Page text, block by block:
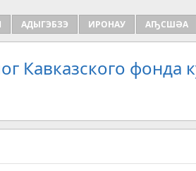
АДЫГЭБЗЭ ИРОНАУ АҦСШӘА
Кавказского фонда